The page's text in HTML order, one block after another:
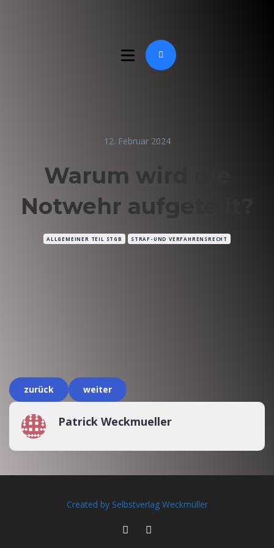
12. Februar 2024
Warum wird die
Notwehr aufgeteilt?
ALLGEMEINER TEIL STGB STRAF-UND VERFAHRENSRECHT
zurück weiter
Patrick Weckmueller
Created by Selbstverlag Weckmüller